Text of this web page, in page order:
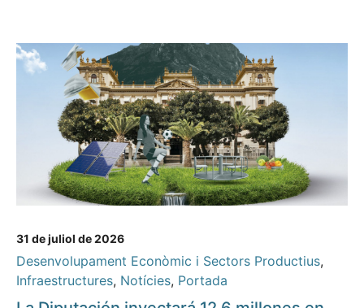
31 de juliol de 2026
Desenvolupament Econòmic i Sectors Productius,
Infraestructures, Notícies, Portada